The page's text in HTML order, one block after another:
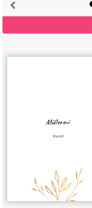
Müllerovi
18.6.2024